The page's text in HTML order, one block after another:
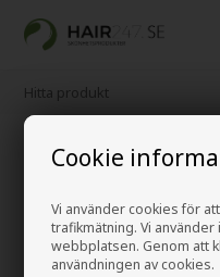
Cookie
Vi använder cookies för
trafikmätning. Vi
webbplatsen. Genom att
användningen av cookies.
Fri